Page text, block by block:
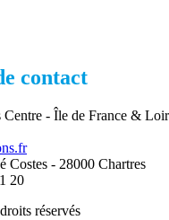
contact
- Île de France &
Costes - 28000 Chartres
20
réservés